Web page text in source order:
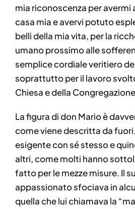
mia riconoscenza per
casa mia e avervi potuto
belli della mia vita, per la
umano prossimo alle
semplice cordiale veritiero
soprattutto per il lavoro
Chiesa e della
La figura di don Mario è
come viene descritta da
esigente con sé stesso e
altri, come molti hanno
fatto per le mezze misure. Il
appassionato sfociava in
quella che lui chiamava la